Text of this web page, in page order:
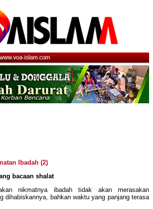
Ibadah (2)
bacaan shalat
nikmatnya ibadah tidak akan merasakan
dihabiskannya, bahkan waktu yang panjang terasa